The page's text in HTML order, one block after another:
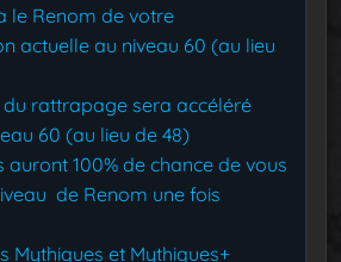
le Renom de votre
actuelle au niveau 60 (au lieu
du rattrapage sera accéléré
60 (au lieu de 48)
auront 100% de chance de vous
de Renom une fois
Mythiques et Mythiques+